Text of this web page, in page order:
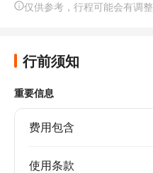
仅供参考，行程可能会有调整
行前须知
重要信息
费用包含
使用条款